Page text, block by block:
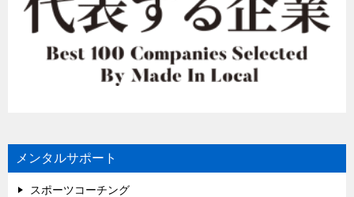
メンタルサポート
スポーツコーチング